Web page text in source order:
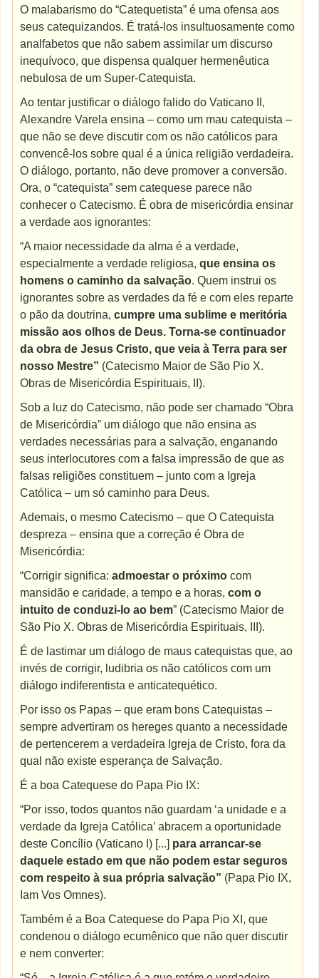
O malabarismo do “Catequetista” é uma ofensa aos
seus catequizandos. É tratá-los insultuosamente como
analfabetos que não sabem assimilar um discurso
inequívoco, que dispensa qualquer hermenêutica
nebulosa de um Super-Catequista.
Ao tentar justificar o diálogo falido do Vaticano II,
Alexandre Varela ensina – como um mau catequista –
que não se deve discutir com os não católicos para
convencê-los sobre qual é a única religião verdadeira.
O diálogo, portanto, não deve promover a conversão.
Ora, o “catequista” sem catequese parece não
conhecer o Catecismo. É obra de misericórdia ensinar
a verdade aos ignorantes:
“A maior necessidade da alma é a verdade,
especialmente a verdade religiosa,que ensina os
homens o caminho da salvação. Quem instrui os
ignorantes sobre as verdades da fé e com eles reparte
o pão da doutrina,cumpre uma sublime e meritória
missão aos olhos de Deus. Torna-se continuador
da obra de Jesus Cristo, que veia à Terra para ser
nosso Mestre” (Catecismo Maior de São Pio X.
Obras de Misericórdia Espirituais, II).
Sob a luz do Catecismo, não pode ser chamado “Obra
de Misericórdia” um diálogo que não ensina as
verdades necessárias para a salvação, enganando
seus interlocutores com a falsa impressão de que as
falsas religiões constituem – junto com a Igreja
Católica – um só caminho para Deus.
Ademais, o mesmo Catecismo – que O Catequista
despreza – ensina que a correção é Obra de
Misericórdia:
“Corrigir significa:admoestar o próximo com
mansidão e caridade, a tempo e a horas,com o
intuito de conduzi-lo ao bem” (Catecismo Maior de
São Pio X. Obras de Misericórdia Espirituais, III).
É de lastimar um diálogo de maus catequistas que, ao
invés de corrigir, ludibria os não católicos com um
diálogo indiferentista e anticatequético.
Por isso os Papas – que eram bons Catequistas –
sempre advertiram os hereges quanto a necessidade
de pertencerem a verdadeira Igreja de Cristo, fora da
qual não existe esperança de Salvação.
É a boa Catequese do Papa Pio IX:
“Por isso, todos quantos não guardam ‘a unidade e a
verdade da Igreja Católica’ abracem a oportunidade
deste Concílio (Vaticano I) [...] para arrancar-se
daquele estado em que não podem estar seguros
com respeito à sua própria salvação” (Papa Pio IX,
Iam Vos Omnes).
Também é a Boa Catequese do Papa Pio XI, que
condenou o diálogo ecumênico que não quer discutir
e nem converter: